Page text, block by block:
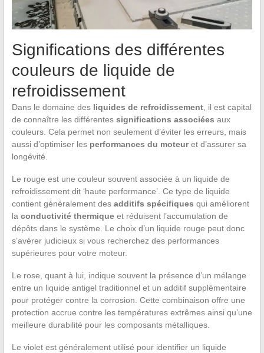
Significations des différentes
couleurs de liquide de
refroidissement
Dans le domaine des liquides de refroidissement, il est capital
de connaître les différentes significations associées aux
couleurs. Cela permet non seulement d’éviter les erreurs, mais
aussi d’optimiser les performances du moteuret d’assurer sa
longévité.
Le rouge est une couleur souvent associée à un liquide de
refroidissement dit ‘haute performance’. Ce type de liquide
contient généralement des additifs spécifiques qui améliorent
la conductivité thermiqueet réduisent l’accumulation de
dépôts dans le système. Le choix d’un liquide rouge peut donc
s’avérer judicieux si vous recherchez des performances
supérieures pour votre moteur.
Le rose, quant à lui, indique souvent la présence d’un mélange
entre un liquide antigel traditionnel et un additif supplémentaire
pour protéger contre la corrosion. Cette combinaison offre une
protection accrue contre les températures extrêmes ainsi qu’une
meilleure durabilité pour les composants métalliques.
Le violet est généralement utilisé pour identifier un liquide